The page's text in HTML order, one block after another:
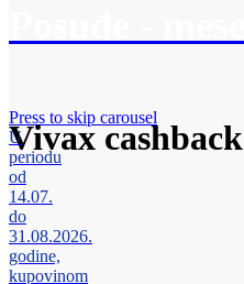
Vivax cashback
Press to skip carousel
U
periodu
od
14.07.
do
31.08.2026.
godine,
kupovinom